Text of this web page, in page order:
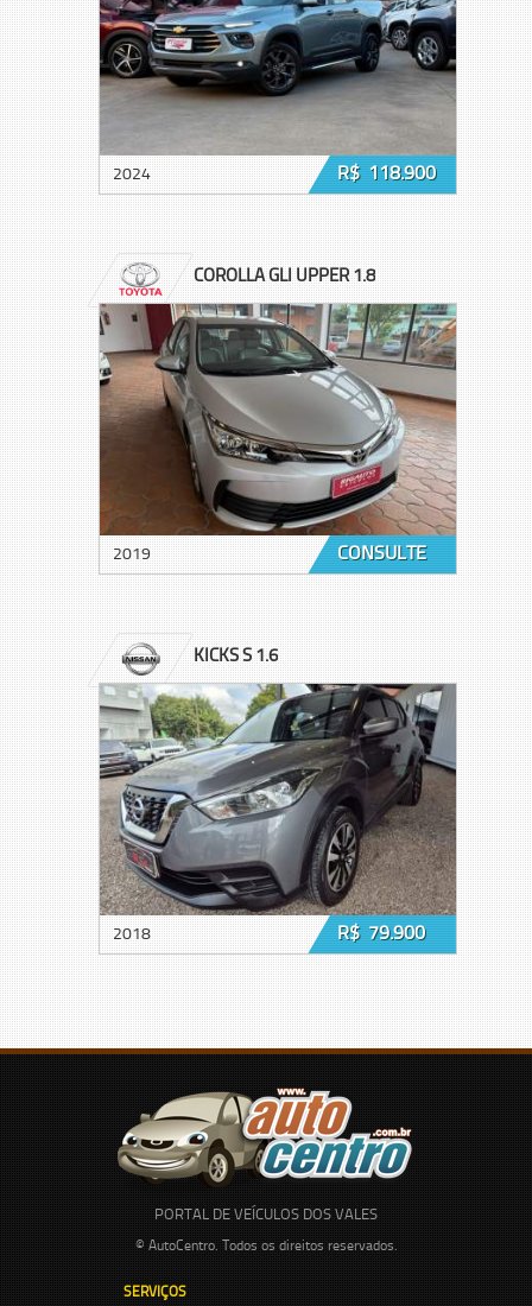
2024 R$ 118.900
COROLLA GLI UPPER 1.8
2019 CONSULTE
KICKS S 1.6
2018 R$ 79.900
PORTAL DE VEÍCULOS DOS VALES
© AutoCentro. Todos os direitos reservados.
SERVIÇOS